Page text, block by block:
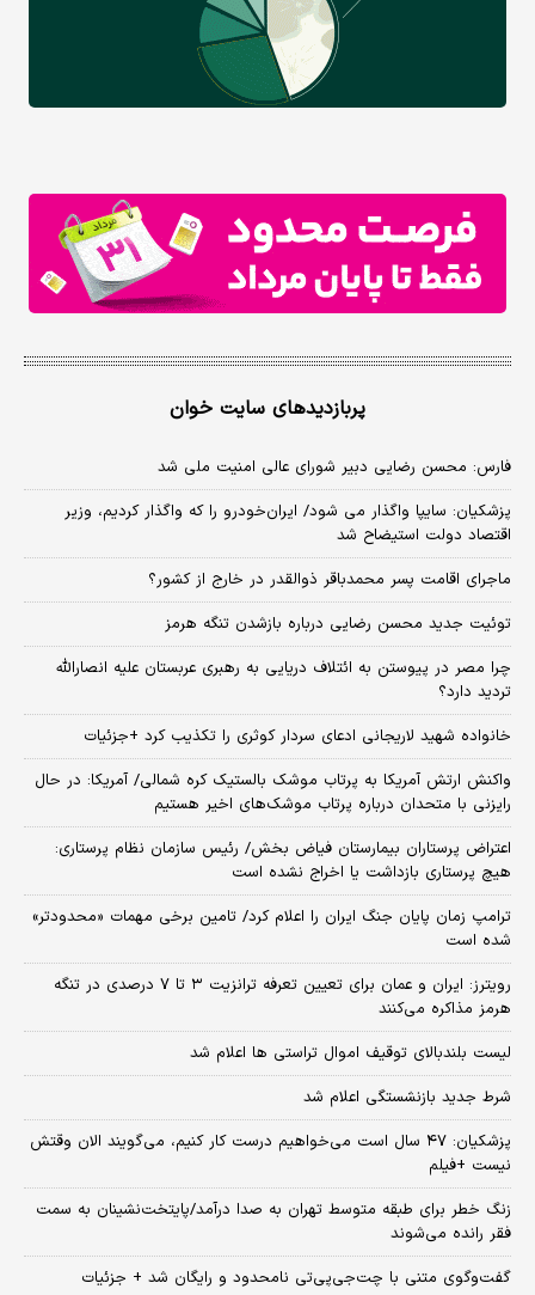
پربازدیدهای سایت خوان
فارس: محسن رضایی دبیر شورای عالی امنیت ملی شد
پزشکیان: سایپا واگذار می شود/ ایران‌خودرو را که واگذار کردیم، وزیر
اقتصاد دولت استیضاح شد
ماجرای اقامت پسر محمدباقر ذوالقدر در خارج از کشور؟
توئیت جدید محسن رضایی درباره بازشدن تنگه هرمز
چرا مصر در پیوستن به ائتلاف دریایی به رهبری عربستان علیه انصارالله
تردید دارد؟
خانواده شهید لاریجانی ادعای سردار کوثری را تکذیب کرد +جزئیات
واکنش ارتش آمریکا به پرتاب موشک بالستیک کره شمالی/ آمریکا: در حال
رایزنی با متحدان درباره پرتاب موشک‌های اخیر هستیم
اعتراض پرستاران بیمارستان فیاض بخش/ رئیس سازمان نظام پرستاری:
هیچ پرستاری بازداشت یا اخراج نشده است
ترامپ زمان پایان جنگ ایران را اعلام کرد/ تامین برخی مهمات «محدودتر»
شده است
رویترز: ایران و عمان برای تعیین تعرفه ترانزیت ۳ تا ۷ درصدی در تنگه
هرمز مذاکره می‌کنند
لیست بلندبالای توقیف اموال تراستی ها اعلام شد
شرط جدید بازنشستگی اعلام شد
پزشکیان: ۴۷ سال است می‌خواهیم درست کار کنیم، می‌گویند الان وقتش
نیست +فیلم
زنگ خطر برای طبقه متوسط تهران به صدا درآمد/پایتخت‌نشینان به سمت
فقر رانده می‌شوند
گفت‌وگوی متنی با چت‌جی‌پی‌تی نامحدود و رایگان شد + جزئیات